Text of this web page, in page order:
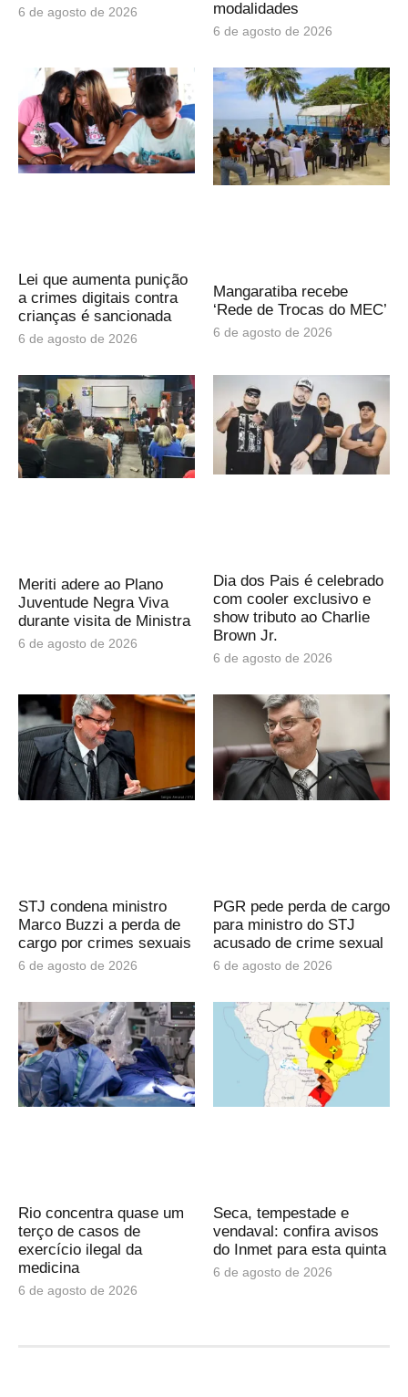
6 de agosto de 2026 modalidades
6 de agosto de 2026
Lei que aumenta punição
a crimes digitais contra
crianças é sancionada
6 de agosto de 2026
Mangaratiba recebe
‘Rede de Trocas do MEC’
6 de agosto de 2026
Meriti adere ao Plano
Juventude Negra Viva
durante visita de Ministra
6 de agosto de 2026
Dia dos Pais é celebrado
com cooler exclusivo e
show tributo ao Charlie
Brown Jr.
6 de agosto de 2026
STJ condena ministro
Marco Buzzi a perda de
cargo por crimes sexuais
6 de agosto de 2026
PGR pede perda de cargo
para ministro do STJ
acusado de crime sexual
6 de agosto de 2026
Rio concentra quase um
terço de casos de
exercício ilegal da
medicina
6 de agosto de 2026
Seca, tempestade e
vendaval: confira avisos
do Inmet para esta quinta
6 de agosto de 2026